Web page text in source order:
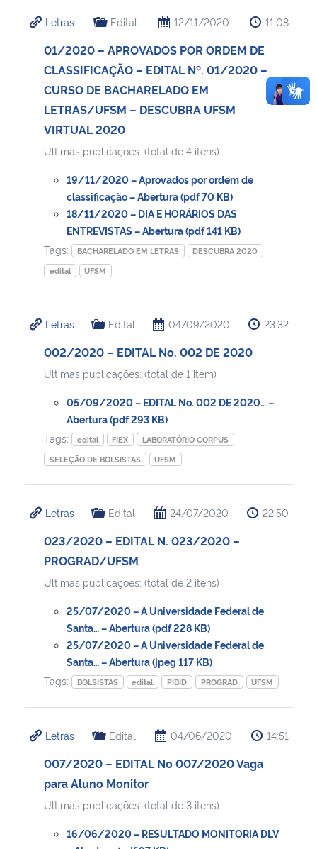
Letras Edital 12/11/2020 11:08
01/2020 – APROVADOS POR ORDEM DE
CLASSIFICAÇÃO – EDITAL Nº. 01/2020 –
CURSO DE BACHARELADO EM
LETRAS/UFSM – DESCUBRA UFSM
VIRTUAL 2020
Ultimas publicações: (total de 4 itens)
19/11/2020 – Aprovados por ordem de
classificação – Abertura (pdf 70 KB)
18/11/2020 – DIA E HORÁRIOS DAS
ENTREVISTAS – Abertura (pdf 141 KB)
Tags:
BACHARELADO EM LETRAS
DESCUBRA 2020
edital
UFSM
Letras Edital 04/09/2020 23:32
002/2020 – EDITAL No. 002 DE 2020
Ultimas publicações: (total de 1 item)
05/09/2020 – EDITAL No. 002 DE 2020… –
Abertura (pdf 293 KB)
Tags:
edital FIEX
LABORATÓRIO CORPUS
SELEÇÃO DE BOLSISTAS
UFSM
Letras Edital 24/07/2020 22:50
023/2020 – EDITAL N. 023/2020 –
PROGRAD/UFSM
Ultimas publicações: (total de 2 itens)
25/07/2020 – A Universidade Federal de
Santa… – Abertura (pdf 228 KB)
25/07/2020 – A Universidade Federal de
Santa… – Abertura (jpeg 117 KB)
Tags:
BOLSISTAS edital PIBID PROGRAD UFSM
Letras Edital 04/06/2020 14:51
007/2020 – EDITAL No 007/2020 Vaga
para Aluno Monitor
Ultimas publicações: (total de 3 itens)
16/06/2020 – RESULTADO MONITORIA DLV